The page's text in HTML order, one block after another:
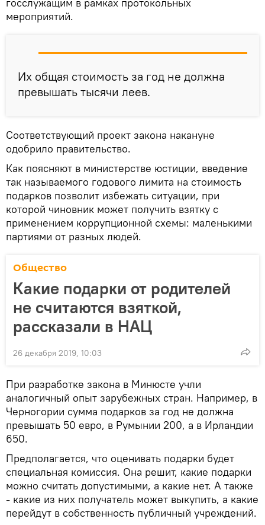
мероприятий.
Их общая стоимость за год не должна
превышать тысячи леев.
Соответствующий проект закона накануне
одобрило правительство.
Как поясняют в министерстве юстиции, введение
так называемого годового лимита на стоимость
подарков позволит избежать ситуации, при
которой чиновник может получить взятку с
применением коррупционной схемы: маленькими
партиями от разных людей.
Общество
Какие подарки от родителей
не считаются взяткой,
рассказали в НАЦ
26 декабря 2019, 10:03
При разработке закона в Минюсте учли
аналогичный опыт зарубежных стран. Например, в
Черногории сумма подарков за год не должна
превышать 50 евро, в Румынии 200, а в Ирландии
650.
Предполагается, что оценивать подарки будет
специальная комиссия. Она решит, какие подарки
можно считать допустимыми, а какие нет. А также
- какие из них получатель может выкупить, а какие
перейдут в собственность публичный учреждений.